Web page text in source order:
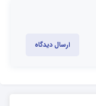
ارسال دیدگاه